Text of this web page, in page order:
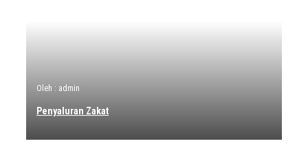
Oleh : admin
Penyaluran Zakat